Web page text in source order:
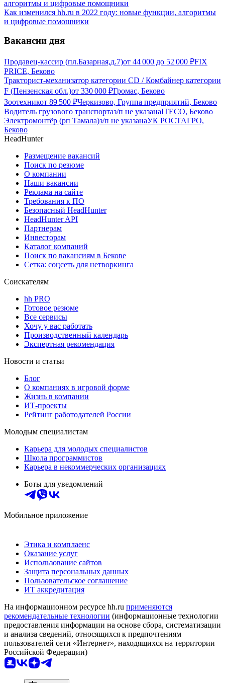
Как изменился hh.ru в 2022 году: новые функции, алгоритмы
и цифровые помощники
Вакансии дня
Продавец-кассир (пл.Базарная,д.7)от 44 000 до 52 000 ₽FIX
PRICE, Беково
Тракторист-механизатор категории CD / Комбайнер категории
F (Пензенская обл.)от 330 000 ₽Громас, Беково
Зоотехникот 89 500 ₽Черкизово, Группа предприятий, Беково
Водитель грузового транспортаз/п не указанаITECO, Беково
Электромонтёр (рп Тамала)з/п не указанаУК РОСТАГРО,
Беково
HeadHunter
Размещение вакансий
Поиск по резюме
О компании
Наши вакансии
Реклама на сайте
Требования к ПО
Безопасный HeadHunter
HeadHunter API
Партнерам
Инвесторам
Каталог компаний
Поиск по вакансиям в Бекове
Сетка: соцсеть для нетворкинга
Соискателям
hh PRO
Готовое резюме
Все сервисы
Хочу у вас работать
Производственный календарь
Экспертная рекомендация
Новости и статьи
Блог
О компаниях в игровой форме
Жизнь в компании
ИТ-проекты
Рейтинг работодателей России
Молодым специалистам
Карьера для молодых специалистов
Школа программистов
Карьера в некоммерческих организациях
Боты для уведомлений
Мобильное приложение
Этика и комплаенс
Оказание услуг
Использование сайтов
Защита персональных данных
Пользовательское соглашение
ИТ аккредитация
На информационном ресурсе hh.ru применяются
рекомендательные технологии (информационные технологии
предоставления информации на основе сбора, систематизации
и анализа сведений, относящихся к предпочтениям
пользователей сети «Интернет», находящихся на территории
Российской Федерации)